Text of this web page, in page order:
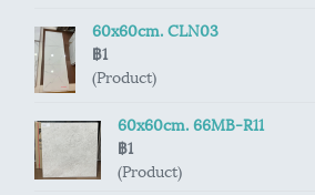
60x60cm. CLN03
฿1
(Product)
60x60cm. 66MB-R11
฿1
(Product)